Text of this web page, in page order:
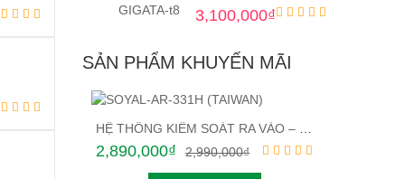
3,100,000₫
SẢN PHẨM KHUYẾN MÃI
2,990,000₫
2,890,000₫